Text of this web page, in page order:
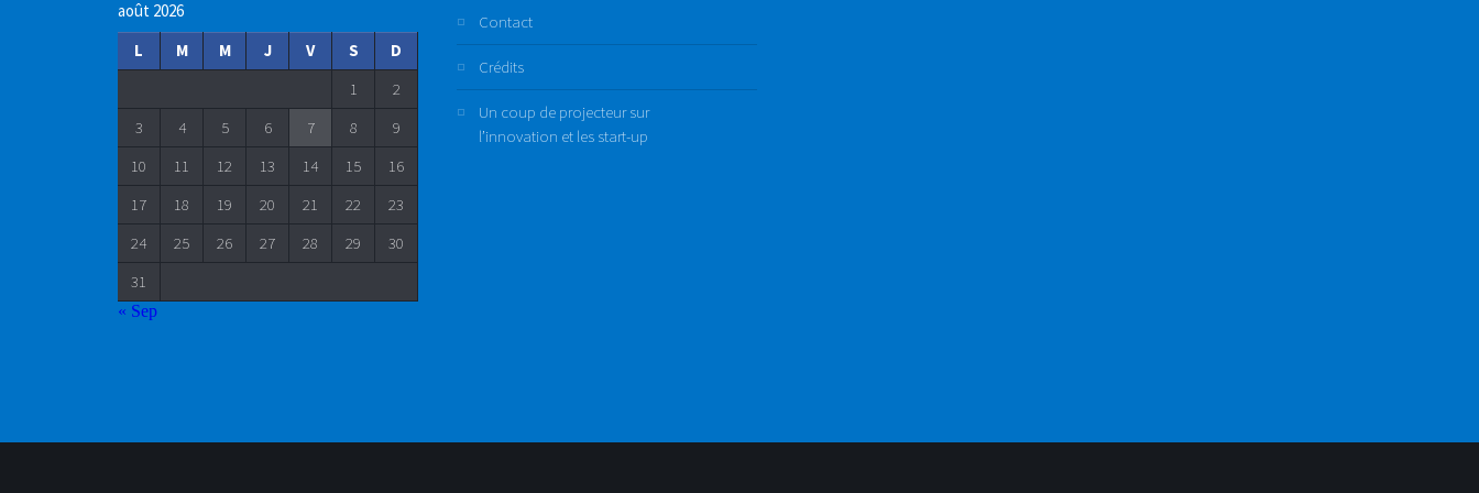
août 2026
L
M M J V S
D
1
2
3
4 5 6 7 8
9
10
11 12 13 14 15
16
17
18 19 20 21 22
23
24
25 26 27 28 29
30
31
« Sep
Contact
Crédits
Un coup de projecteur sur
l’innovation et les start-up